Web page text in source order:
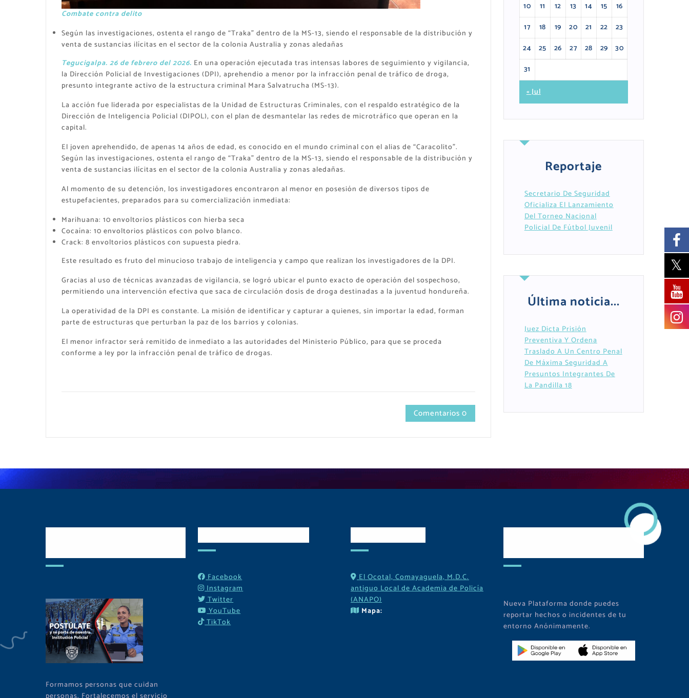
Combate contra delito
Según las investigaciones, ostenta el rango de “Traka” dentro de la MS-13, siendo el responsable de la distribución y
venta de sustancias ilícitas en el sector de la colonia Australia y zonas aledañas
​Tegucigalpa. 26 de febrero del 2026. En una operación ejecutada tras intensas labores de seguimiento y vigilancia,
la Dirección Policial de Investigaciones (DPI), aprehendio a menor por la infracción penal de tráfico de droga,
presunto integrante activo de la estructura criminal Mara Salvatrucha (MS-13).
​La acción fue liderada por especialistas de la Unidad de Estructuras Criminales, con el respaldo estratégico de la
Dirección de Inteligencia Policial (DIPOL), con el plan de desmantelar las redes de microtráfico que operan en la
capital.
​​El joven aprehendido, de apenas 14 años de edad, es conocido en el mundo criminal con el alias de “Caracolito”.
Según las investigaciones, ostenta el rango de “Traka” dentro de la MS-13, siendo el responsable de la distribución y
venta de sustancias ilícitas en el sector de la colonia Australia y zonas aledañas.
​​Al momento de su detención, los investigadores encontraron al menor en posesión de diversos tipos de
estupefacientes, preparados para su comercialización inmediata:
​Marihuana: 10 envoltorios plásticos con hierba seca
​Cocaína: 10 envoltorios plásticos con polvo blanco.
​Crack: 8 envoltorios plásticos con supuesta piedra.
​​Este resultado es fruto del minucioso trabajo de inteligencia y campo que realizan los investigadores de la DPI.
Gracias al uso de técnicas avanzadas de vigilancia, se logró ubicar el punto exacto de operación del sospechoso,
permitiendo una intervención efectiva que saca de circulación dosis de droga destinadas a la juventud hondureña.
​La operatividad de la DPI es constante. La misión de identificar y capturar a quienes, sin importar la edad, forman
parte de estructuras que perturban la paz de los barrios y colonias.
​El menor infractor será remitido de inmediato a las autoridades del Ministerio Público, para que se proceda
conforme a ley por la infracción penal de tráfico de drogas.
Comentarios 0
10
11 12 13 14 15
16
17
18 19 20 21 22
23
24
25 26 27 28 29
30
31
« Jul
Reportaje
Secretario De Seguridad
Oficializa El Lanzamiento
Del Torneo Nacional
Policial De Fútbol Juvenil
Última noticia...
Juez Dicta Prisión
Preventiva Y Ordena
Traslado A Un Centro Penal
De Máxima Seguridad A
Presuntos Integrantes De
La Pandilla 18
Formamos personas que cuidan
Facebook
Instagram
Twitter
YouTube
TikTok
El Ocotal, Comayaguela, M.D.C.
antiguo Local de Academia de Policía
(ANAPO)
Mapa:
Nueva Plataforma donde puedes
reportar hechos o incidentes de tu
entorno Anónimamente.